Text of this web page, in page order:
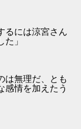
るには涼宮さん
」
は無理だ、とも
情を加えたう